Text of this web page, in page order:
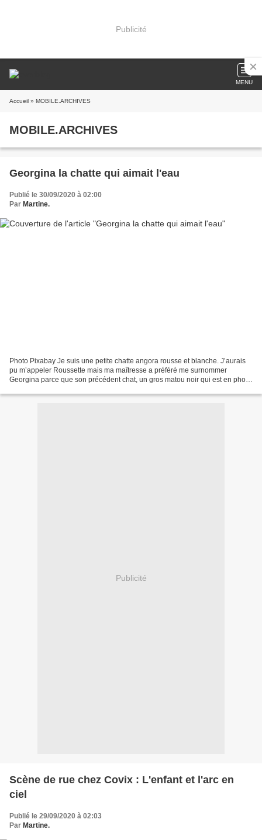
Publicité
MENU
Accueil » MOBILE.ARCHIVES
MOBILE.ARCHIVES
Georgina la chatte qui aimait l'eau
Publié le 30/09/2020 à 02:00
Par Martine.
Photo Pixabay Je suis une petite chatte angora rousse et blanche. J’aurais
pu m’appeler Roussette mais ma maîtresse a préféré me surnommer
Georgina parce que son précédent chat, un gros matou noir qui est en photo
Publicité
Scène de rue chez Covix : L'enfant et l'arc en
ciel
Publié le 29/09/2020 à 02:03
Par Martine.